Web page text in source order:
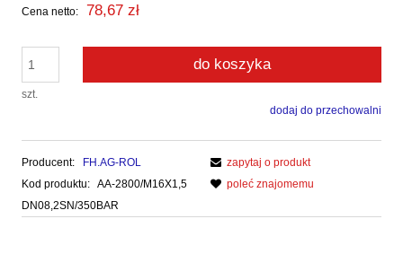
Cena netto: 78,67 zł
szt.
do koszyka
dodaj do przechowalni
Producent:
FH.AG-ROL
Kod produktu: AA-2800/M16X1,5
DN08,2SN/350BAR
zapytaj o produkt
poleć znajomemu